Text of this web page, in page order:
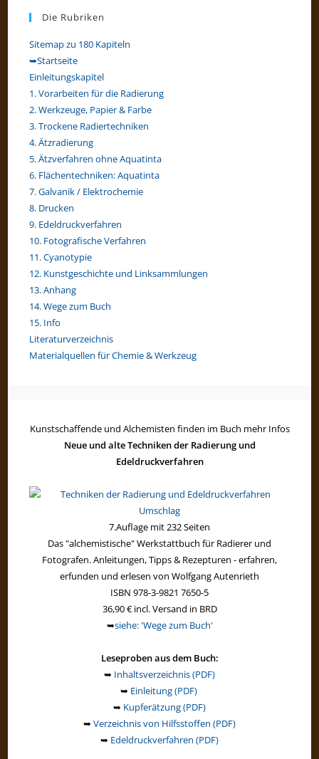
Die Rubriken
Sitemap zu 180 Kapiteln
➥Startseite
Einleitungskapitel
1. Vorarbeiten für die Radierung
2. Werkzeuge, Papier & Farbe
3. Trockene Radiertechniken
4. Ätzradierung
5. Ätzverfahren ohne Aquatinta
6. Flächentechniken: Aquatinta
7. Galvanik / Elektrochemie
8. Drucken
9. Edeldruckverfahren
10. Fotografische Verfahren
11. Cyanotypie
12. Kunstgeschichte und Linksammlungen
13. Anhang
14. Wege zum Buch
15. Info
Literaturverzeichnis
Materialquellen für Chemie & Werkzeug
Kunstschaffende und Alchemisten finden im Buch mehr Infos
Neue und alte Techniken der Radierung und
Edeldruckverfahren
7.Auflage mit 232 Seiten
Das "alchemistische" Werkstattbuch für Radierer und
Fotografen. Anleitungen, Tipps & Rezepturen - erfahren,
erfunden und erlesen von Wolfgang Autenrieth
ISBN 978-3-9821 7650-5
36,90 € incl. Versand in BRD
➥siehe: 'Wege zum Buch'
Leseproben aus dem Buch:
➥ Inhaltsverzeichnis (PDF)
➥ Einleitung (PDF)
➥ Kupferätzung (PDF)
➥ Verzeichnis von Hilfsstoffen (PDF)
➥ Edeldruckverfahren (PDF)